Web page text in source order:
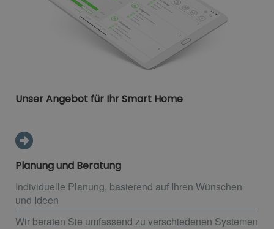
Unser Angebot für Ihr Smart Home
Planung und Beratung
Individuelle Planung, basierend auf Ihren Wünschen
und Ideen
Wir beraten Sie umfassend zu verschiedenen Systemen